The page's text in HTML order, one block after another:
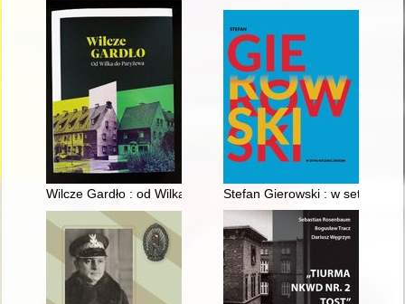
Wilcze Gardło : od Wilka do ParyżewaStefan Gierowski : w setną